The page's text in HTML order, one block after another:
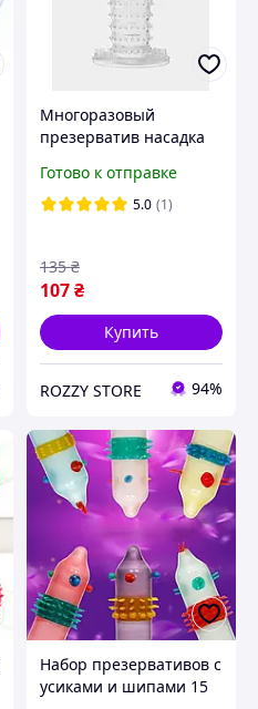
Многоразовый
презерватив насадка
рельефная с шипами и
усиками продление
Готово к отправке
5.0 (1)
107₴
135 ₴
Купить
ROZZY STORE 94%
Набор презервативов с
усиками и шипами 15